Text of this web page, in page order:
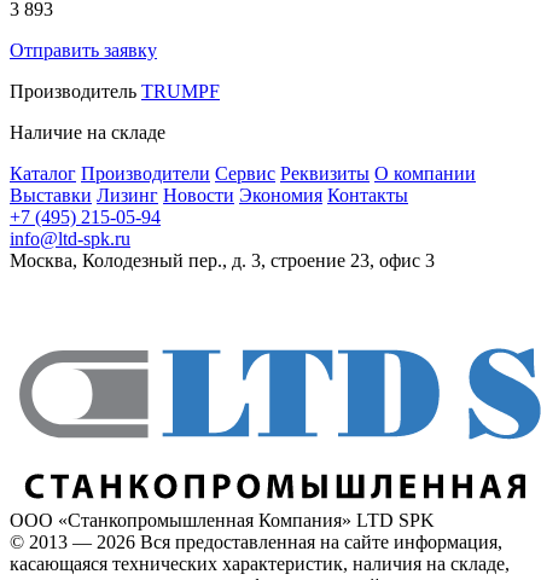
3 893
Отправить заявку
Производитель TRUMPF
Наличие на складе
Каталог Производители Сервис Реквизиты О компании
Выставки Лизинг Новости Экономия Контакты
+7 (495) 215-05-94
info@ltd-spk.ru
Москва, Колодезный пер., д. 3, строение 23, офис 3
ООО «Станкопромышленная Компания» LTD SPK
© 2013 — 2026 Вся предоставленная на сайте информация,
касающаяся технических характеристик, наличия на складе,